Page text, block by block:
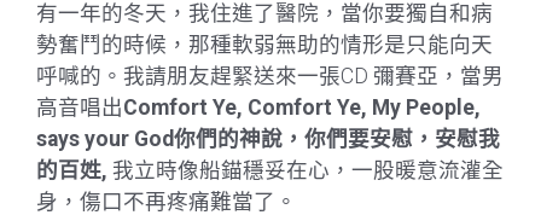
有一年的冬天，我住進了醫院，當你要獨自和病
勢奮鬥的時候，那種軟弱無助的情形是只能向天
呼喊的。我請朋友趕緊送來一張CD 彌賽亞，當男
高音唱出Comfort Ye, Comfort Ye, My People,
says your God你們的神說，你們要安慰，安慰我
的百姓, 我立時像船錨穩妥在心，一股暖意流灌全
身，傷口不再疼痛難當了。